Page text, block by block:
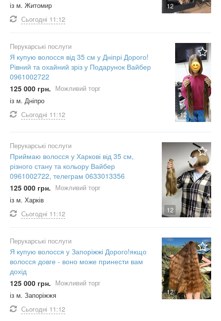
12
із м. Житомир
Сьогодні 11:12
12
Перукарські послуги
Я купую волосся від 35 см у Дніпрі Дорого!
Рівний та охайний зріз у Подарунок Вайбер
0961002722
125 000 грн. Можливий торг
із м. Дніпро
Сьогодні 11:12
12
Перукарські послуги
Приймаю волосся у Харкові від 35 см,
різного стану та кольору Вайбер
0961002722, телеграм 0633013356
125 000 грн. Можливий торг
із м. Харків
Сьогодні 11:12
12
Перукарські послуги
Я купую волосся у Запоріжжі Дорого!якщо
волосся довге - воно може принести вам
дохід
125 000 грн. Можливий торг
із м. Запоріжжя
Сьогодні 11:12